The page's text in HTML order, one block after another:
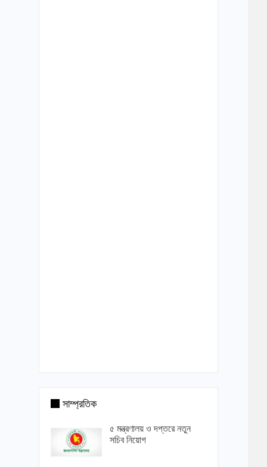
সাম্প্রতিক
৫ মন্ত্রণালয় ও দপ্তরে নতুন
সচিব নিয়োগ